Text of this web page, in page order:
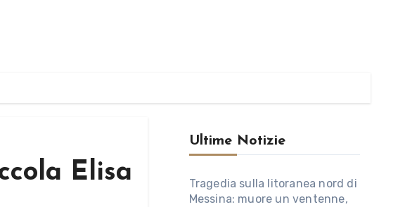
Elisa
Ultime Notizie
Tragedia sulla litoranea nord di
Messina: muore un ventenne,